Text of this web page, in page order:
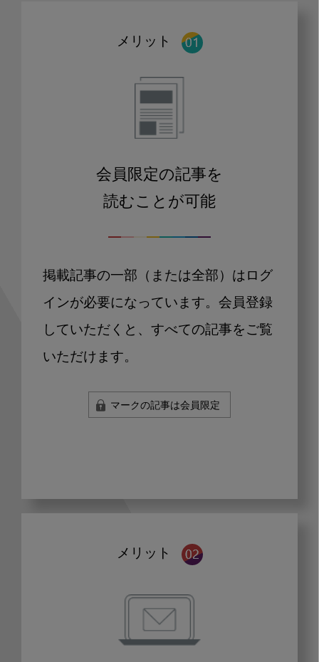
メリット
会員限定の記事を
読むことが可能
掲載記事の一部（または全部）はログ
インが必要になっています。会員登録
していただくと、すべての記事をご覧
いただけます。
マークの記事は会員限定
メリット